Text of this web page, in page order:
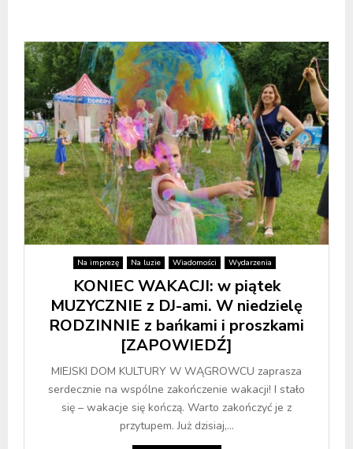
Na imprezę Na luzie Wiadomości Wydarzenia
KONIEC WAKACJI: w piątek
MUZYCZNIE z DJ-ami. W niedzielę
RODZINNIE z bańkami i proszkami
[ZAPOWIEDŹ]
MIEJSKI DOM KULTURY W WĄGROWCU zaprasza
serdecznie na wspólne zakończenie wakacji! I stało
się – wakacje się kończą. Warto zakończyć je z
przytupem. Już dzisiaj,...